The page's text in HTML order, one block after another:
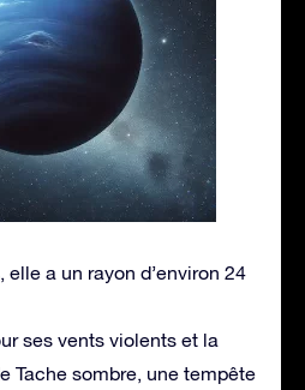
a un rayon d’environ 24
ses vents violents et la
Tache sombre, une tempête